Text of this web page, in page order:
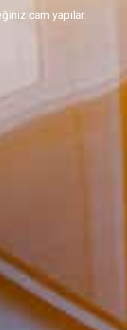
cam yapılar.